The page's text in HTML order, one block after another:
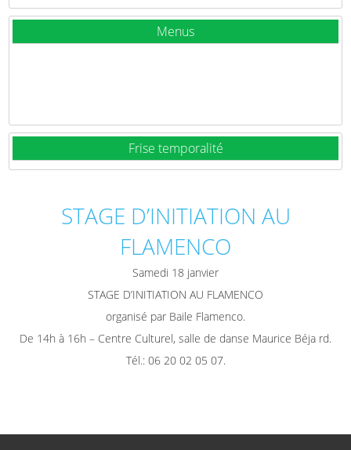
Menus
Frise temporalité
STAGE D’INITIATION AU
FLAMENCO
Samedi 18 janvier
STAGE D’INITIATION AU FLAMENCO
organisé par Baile Flamenco.
De 14h à 16h – Centre Culturel, salle de danse Maurice Béja rd.
Tél.: 06 20 02 05 07.